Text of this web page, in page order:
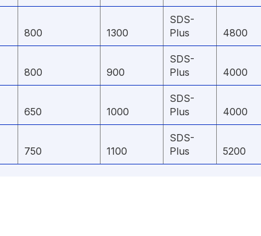
800 1300
SDS-
Plus
4800
800 900
SDS-
Plus
4000
650 1000
SDS-
Plus
4000
750 1100
SDS-
Plus
5200